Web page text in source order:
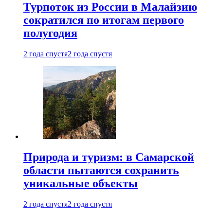
Турпоток из России в Малайзию
сократился по итогам первого
полугодия
2 года спустя2 года спустя
Природа и туризм: в Самарской
области пытаются сохранить
уникальные объекты
2 года спустя2 года спустя